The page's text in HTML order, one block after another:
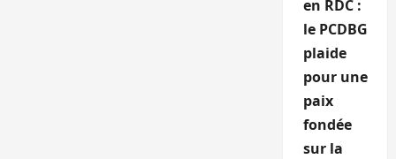
en RDC :
le PCDBG
plaide
pour une
paix
fondée
sur la